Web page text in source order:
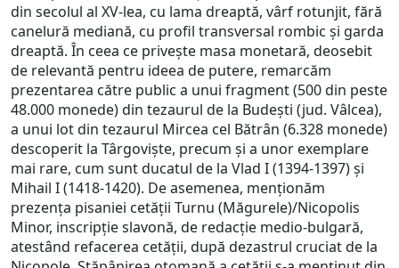
din secolul al XV-lea, cu lama dreaptă, vârf rotunjit, fără
canelură mediană, cu profil transversal rombic și garda
dreaptă. În ceea ce privește masa monetară, deosebit
de relevantă pentru ideea de putere, remarcăm
prezentarea către public a unui fragment (500 din peste
48.000 monede) din tezaurul de la Budești (jud. Vâlcea),
a unui lot din tezaurul Mircea cel Bătrân (6.328 monede)
descoperit la Târgoviște, precum și a unor exemplare
mai rare, cum sunt ducatul de la Vlad I (1394-1397) și
Mihail I (1418-1420). De asemenea, menționăm
prezența pisaniei cetății Turnu (Măgurele)/Nicopolis
Minor, inscripție slavonă, de redacție medio-bulgară,
atestând refacerea cetății, după dezastrul cruciat de la